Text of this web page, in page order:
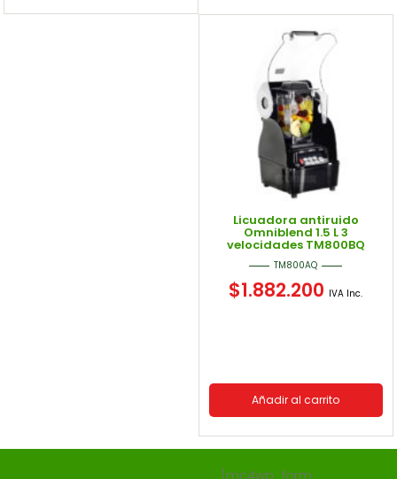
Licuadora antiruido
Omniblend 1.5 L 3
velocidades TM800BQ
TM800AQ
$1.882.200 IVA Inc.
Añadir al carrito